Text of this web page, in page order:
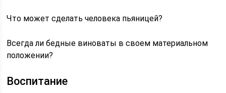
Что может сделать человека пьяницей?
Всегда ли бедные виноваты в своем материальном
положении?
Воспитание